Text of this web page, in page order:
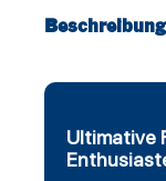
Beschreibung
Ultimative